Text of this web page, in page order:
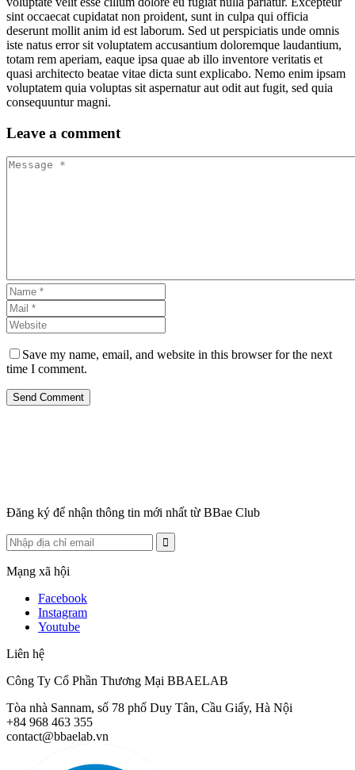
sint occaecat cupidatat non proident, sunt in culpa qui officia
deserunt mollit anim id est laborum. Sed ut perspiciatis unde omnis
iste natus error sit voluptatem accusantium doloremque laudantium,
totam rem aperiam, eaque ipsa quae ab illo inventore veritatis et
quasi architecto beatae vitae dicta sunt explicabo. Nemo enim ipsam
voluptatem quia voluptas sit aspernatur aut odit aut fugit, sed quia
consequuntur magni.
Leave a comment
Save my name, email, and website in this browser for the next
time I comment.
Send Comment
Đăng ký để nhận thông tin mới nhất từ BBae Club
Mạng xã hội
Facebook
Instagram
Youtube
Liên hệ
Công Ty Cổ Phần Thương Mại BBAELAB
Tòa nhà Sannam, số 78 phố Duy Tân, Cầu Giấy, Hà Nội
+84 968 463 355
contact@bbaelab.vn